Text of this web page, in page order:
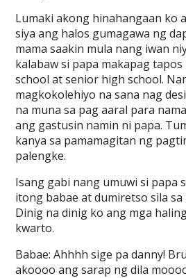
Lumaki akong hinahangaan ko
siya ang halos gumagawa ng
mama saakin mula nang iwan
kalabaw si papa makapag
school at senior high school.
magkokolehiyo na sana nag
na muna sa pag aaral para
ang gastusin namin ni papa.
kanya sa pamamagitan ng
palengke.
Isang gabi nang umuwi si papa
itong babae at dumiretso sila
Dinig na dinig ko ang mga
kwarto.
Babae: Ahhhh sige pa danny!
akoooo ang sarap ng dila